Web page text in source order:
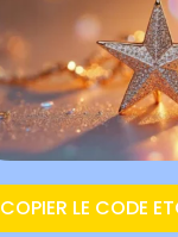
COPIER LE CODE